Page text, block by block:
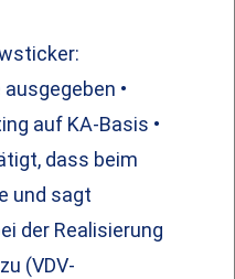
•
auf KA-Basis •
dass beim
und sagt
der Realisierung
(VDV-